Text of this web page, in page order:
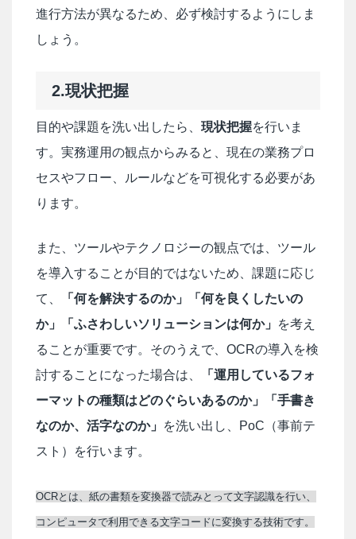
進行方法が異なるため、必ず検討するようにしま
しょう。
2.現状把握
目的や課題を洗い出したら、 現状把握を行いま
す。実務運用の観点からみると、現在の業務プロ
セスやフロー、ルールなどを可視化する必要があ
ります。
また、ツールやテクノロジーの観点では、ツール
を導入することが目的ではないため、課題に応じ
て、
「何を解決するのか」「何を良くしたいの
か」「ふさわしいソリューションは何か」 を考え
ることが重要です。そのうえで、OCRの導入を検
討することになった場合は、
「運用しているフォ
ーマットの種類はどのぐらいあるのか」「手書き
なのか、活字なのか」 を洗い出し、PoC（事前テ
スト）を行います。
OCRとは、紙の書類を変換器で読みとって文字認識を行い、
コンピュータで利用できる文字コードに変換する技術です。